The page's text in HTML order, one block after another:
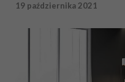
19 października 2021